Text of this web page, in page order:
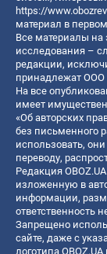
https://
материал в
Все материалы на
исследования –
редакции,
принадлежат ООО
На все
имеет
«Об авторских
без письменного
использовать,
переводу,
Редакция
изложенную в
информации,
ответственность
Запрещено
сайте, даже с
логотипа